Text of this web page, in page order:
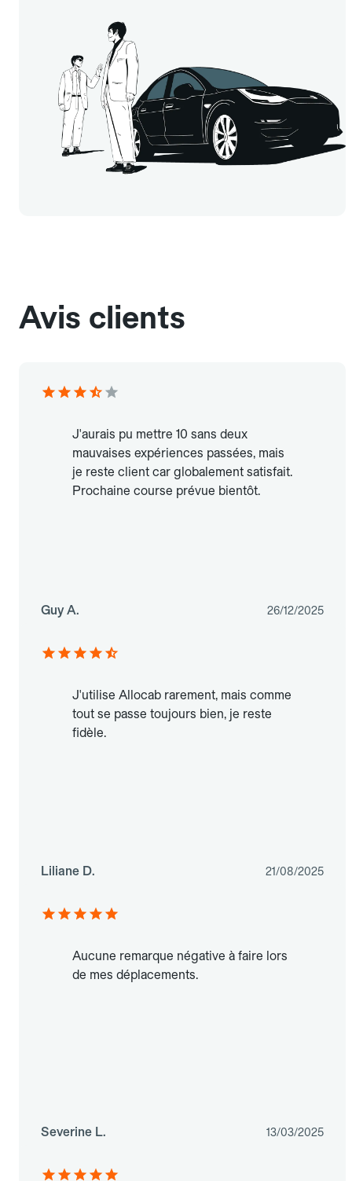
Avis clients
J'aurais pu mettre 10 sans deux
mauvaises expériences passées, mais
je reste client car globalement satisfait.
Prochaine course prévue bientôt.
Guy A. 26/12/2025
J'utilise Allocab rarement, mais comme
tout se passe toujours bien, je reste
fidèle.
Liliane D. 21/08/2025
Aucune remarque négative à faire lors
de mes déplacements.
Severine L. 13/03/2025